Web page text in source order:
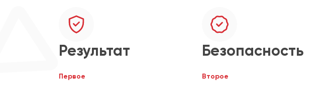
Результат
Первое
Безопасность
Второе